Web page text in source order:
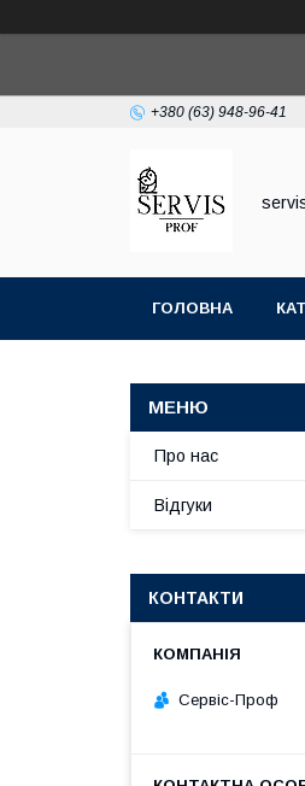
+380 (63) 948-96-41
ГОЛОВНА
Про нас
Відгуки
КОНТАКТИ
Сервіс-Проф